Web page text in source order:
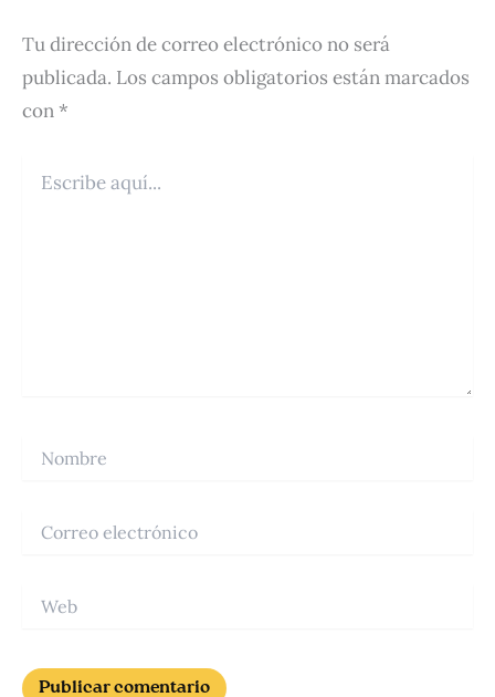
Tu dirección de correo electrónico no será
publicada. Los campos obligatorios están marcados
con*
aquí...
electrónico